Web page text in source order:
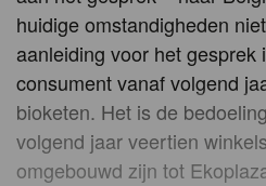
huidige omstandigheden
aanleiding voor het gesprek
consument vanaf volgend
bioketen. Het is de
volgend jaar veertien
omgebouwd zijn tot